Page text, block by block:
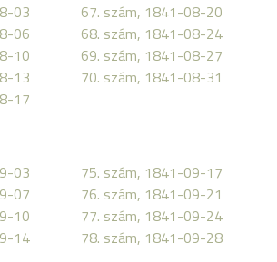
03
06
10
13
17
67. szám, 1841-08-20
68. szám, 1841-08-24
69. szám, 1841-08-27
70. szám, 1841-08-31
03
07
10
14
75. szám, 1841-09-17
76. szám, 1841-09-21
77. szám, 1841-09-24
78. szám, 1841-09-28